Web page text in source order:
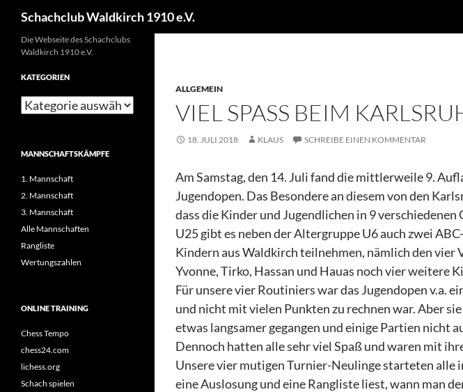
Schachclub Waldkirch 1910 e.V.
ALLGEMEIN
VIEL SPASS BEIM
18. JULI 2018 KLAUS SCHREIBE EINEN KOMMENTAR
Am Samstag, den 14. Juli fand die mittlerweile 9.
Jugendopen. Das Besondere an diesem von den
dass die Kinder und Jugendlichen in 9
U25 gibt es neben der Altergruppe U6 auch zwei
Kindern aus Waldkirch teilnehmen, nämlich den vier
Yvonne, Tirko, Hassan und Hauas noch vier weitere
Für unsere vier Routiniers war das Jugendopen v.a.
und nicht mit vielen Punkten zu rechnen war. Aber
etwas langsamer gegangen und einige Partien nicht
Dennoch hatten alle sehr viel Spaß und waren mit
Unsere vier mutigen Turnier-Neulinge starteten alle
eine Auslosung und eine Rangliste liest, wann man
Die Webseite des Schachclubs
Waldkirch 1910 e.V.
KATEGORIEN
MANNSCHAFTSKÄMPFE
1. Mannschaft
2. Mannschaft
3. Mannschaft
Alle Mannschaften
Rangliste
Wertungszahlen
ONLINE TRAINING
Chess Tempo
chess24.com
lichess.org
Schach spielen